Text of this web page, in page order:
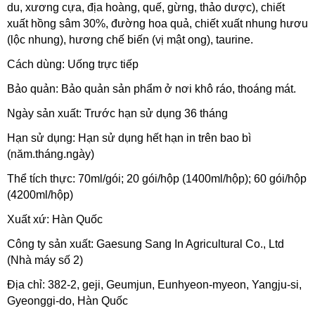
du, xương cựa, địa hoàng, quế, gừng, thảo dược), chiết
xuất hồng sâm 30%, đường hoa quả, chiết xuất nhung hươu
(lộc nhung), hương chế biến (vị mật ong), taurine.
Cách dùng: Uống trực tiếp
Bảo quản: Bảo quản sản phẩm ở nơi khô ráo, thoáng mát.
Ngày sản xuất: Trước hạn sử dụng 36 tháng
Hạn sử dụng: Hạn sử dụng hết hạn in trên bao bì
(năm.tháng.ngày)
Thể tích thực: 70ml/gói; 20 gói/hộp (1400ml/hộp); 60 gói/hộp
(4200ml/hộp)
Xuất xứ: Hàn Quốc
Công ty sản xuất: Gaesung Sang In Agricultural Co., Ltd
(Nhà máy số 2)
Địa chỉ: 382-2, geji, Geumjun, Eunhyeon-myeon, Yangju-si,
Gyeonggi-do, Hàn Quốc